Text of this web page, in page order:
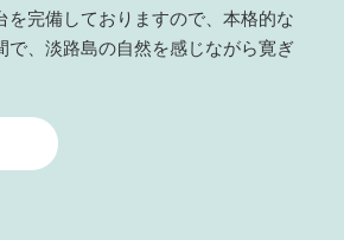
完備しておりますので、本格的な
で、淡路島の自然を感じながら寛ぎ